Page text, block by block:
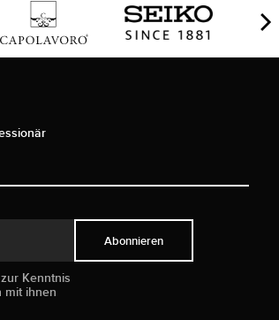
zur Kenntnis
mit ihnen
Abonnieren